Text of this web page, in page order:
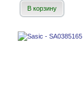
В корзину